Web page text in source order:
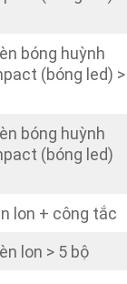
bóng huỳnh
(bóng led) >
bóng huỳnh
(bóng led)
lon + công tắc
lon > 5 bộ